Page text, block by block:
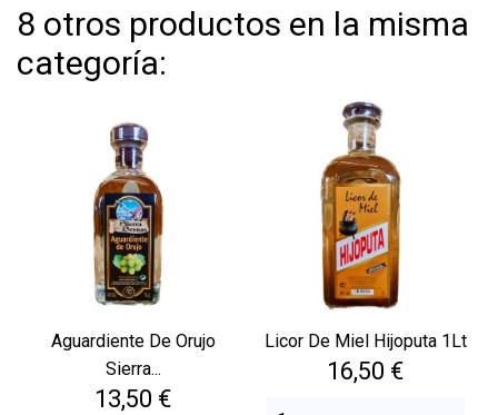
8 otros productos en la misma
categoría:
Aguardiente De Orujo
Sierra...
Precio
13,50 €
Licor De Miel Hijoputa 1Lt
Precio
16,50 €